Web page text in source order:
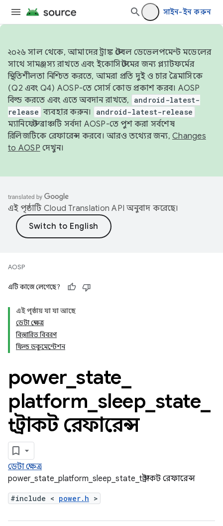
সাইন-ইন করুন
২০২৬ সাল থেকে, আমাদের ট্রাঙ্ক স্টেবল ডেভেলপমেন্ট মডেলের
সাথে সামঞ্জস্য রাখতে এবং ইকোসিস্টেমের জন্য প্ল্যাটফর্মের
স্থিতিশীলতা নিশ্চিত করতে, আমরা প্রতি দুই ও চার ত্রৈমাসিকে
(Q2 এবং Q4) AOSP-তে সোর্স কোড প্রকাশ করব। AOSP
বিল্ড করতে এবং এতে অবদান রাখতে,
android-latest-
release ব্যবহার করুন। android-latest-release
ম্যানিফেস্ট ব্রাঞ্চটি সর্বদা AOSP-তে পুশ করা সর্বশেষ
রিলিজটিকে রেফারেন্স করবে। আরও তথ্যের জন্য, Changes
to AOSP দেখুন।
এই পৃষ্ঠাটি Cloud Translation API অনুবাদ করেছে।
AOSP
এটি কাজে লেগেছে?
এই পৃষ্ঠায় যা যা আছে
ডেটা ক্ষেত্র
বিস্তারিত বিবরণ
ফিল্ড ডকুমেন্টেশন
power_ state
platform sleep state
t স্ট্রাকট রেফারেন্স
ডেটা ক্ষেত্র
power_state_platform_sleep_state_t স্ট্রাকট রেফারেন্স
#include < power.h >